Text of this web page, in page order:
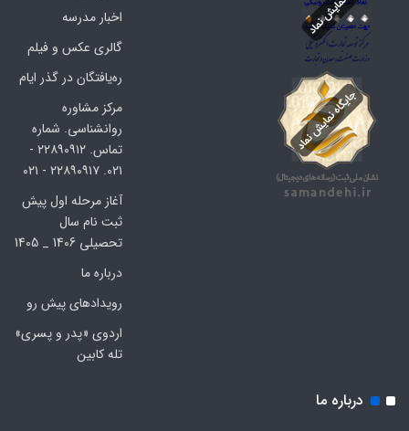
اخبار مدرسه
گالری عکس و فیلم
ره‌یافتگان در گذر ایام
مرکز مشاوره
روانشناسی. شماره
تماس. ۲۲۸۹۰۹۱۲ -
۰۲۱. ۲۲۸۹۰۹۱۷ - ۰۲۱
آغاز مرحله اول پیش
ثبت نام سال
تحصیلی 1406 _ 1405
درباره ما
رویدادهای پیش رو
اردوی «پدر و پسری»
تله کابین
درباره ما